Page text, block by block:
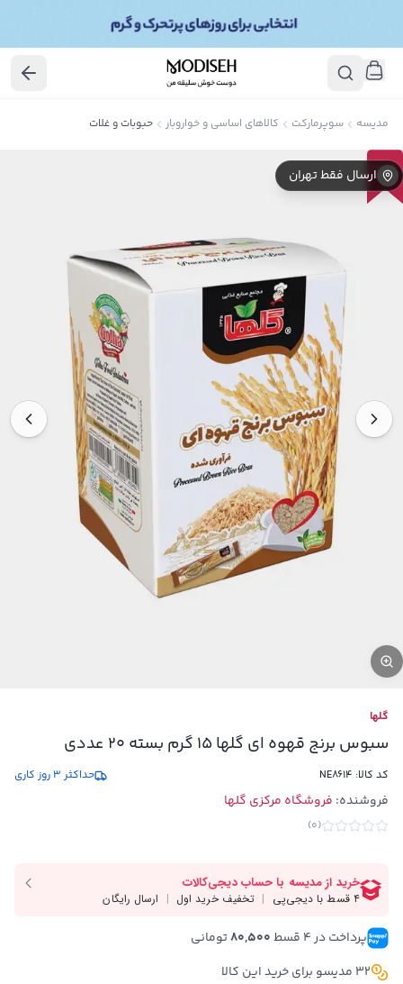
مدیسه سوپرمارکت کالاهای اساسی و خواروبار حبوبات و غلات
10٪ ارسال فقط تهران
گلها
سبوس برنج قهوه ای گلها 15 گرم بسته 20 عددی
کد کالا: NE8614 حداکثر 3 روز کاری
فروشنده: فروشگاه مرکزی گلها
(
0
)
پرداخت در ۴ قسط 80,500 تومانی
32 مدیسو برای خرید این کالا